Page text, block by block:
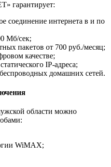
гарантирует:
соединение интернета в и по
Мб/сек;
пакетов от 700 руб./месяц;
качестве;
IP-адреса;
домашних сетей.
области можно
WiMAX;